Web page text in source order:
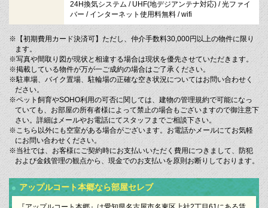
24H換気システム / UHF(地デジアンテナ対応) / 光ファイ
バー / インターネット使用料無料 / wifi
※【初期費用カード決済可】ただし、仲介手数料30,000円以上の物件に限り
ます。
※写真や間取り図が現状と相違する場合は現状を優先させていただきます。
※掲載している物件が万が一ご成約の場合はご了承ください。
※駐車場、バイク置場、駐輪場の正確な空き状況についてはお問い合わせく
ださい。
※ペット飼育やSOHO利用の可否に関しては、建物の管理規約で可能になっ
ていても、お部屋の所有者様によって禁止の場合もございますので御注意下
さい。詳細はメールやお電話にてスタッフまでご相談下さい。
※こちら以外にも空室がある場合がございます。お電話かメールにてお気軽
にお問い合わせください。
※当社では、お客様にご契約時にお支払いいただく費用につきまして、防犯
および金銭管理の観点から、現金でのお支払いを原則お断りしております。
アップルコート本郷なら部屋セレブ